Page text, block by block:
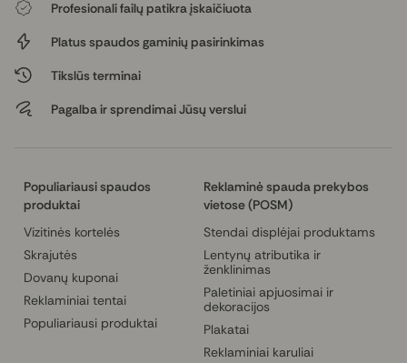
Profesionali failų patikra įskaičiuota
Platus spaudos gaminių pasirinkimas
Tikslūs terminai
Pagalba ir sprendimai Jūsų verslui
Populiariausi spaudos
produktai
Vizitinės kortelės
Skrajutės
Dovanų kuponai
Reklaminiai tentai
Populiariausi produktai
Reklaminė spauda prekybos
vietose (POSM)
Stendai displėjai produktams
Lentynų atributika ir
ženklinimas
Paletiniai apjuosimai ir
dekoracijos
Plakatai
Reklaminiai karuliai